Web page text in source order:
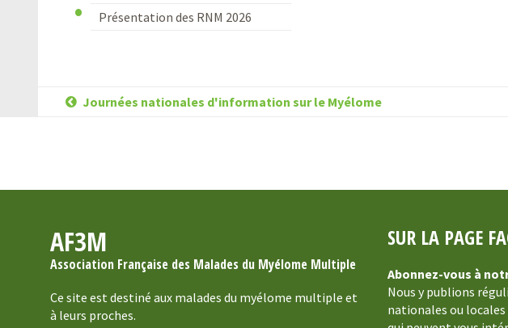
Présentation des RNM 2026
Journées nationales d'information sur le Myélome
AF3M
Association Française des Malades du Myélome Multiple
Ce site est destiné aux malades du myélome multiple et
à leurs proches.
SUR LA PAGE
Abonnez-vous à
Nous y publions
nationales ou